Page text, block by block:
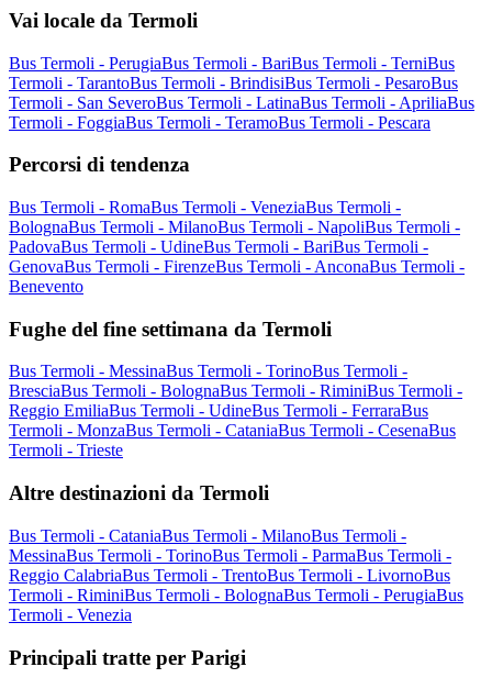
Vai locale da Termoli
Bus Termoli - PerugiaBus Termoli - BariBus Termoli - TerniBus
Termoli - TarantoBus Termoli - BrindisiBus Termoli - PesaroBus
Termoli - San SeveroBus Termoli - LatinaBus Termoli - ApriliaBus
Termoli - FoggiaBus Termoli - TeramoBus Termoli - Pescara
Percorsi di tendenza
Bus Termoli - RomaBus Termoli - VeneziaBus Termoli -
BolognaBus Termoli - MilanoBus Termoli - NapoliBus Termoli -
PadovaBus Termoli - UdineBus Termoli - BariBus Termoli -
GenovaBus Termoli - FirenzeBus Termoli - AnconaBus Termoli -
Benevento
Fughe del fine settimana da Termoli
Bus Termoli - MessinaBus Termoli - TorinoBus Termoli -
BresciaBus Termoli - BolognaBus Termoli - RiminiBus Termoli -
Reggio EmiliaBus Termoli - UdineBus Termoli - FerraraBus
Termoli - MonzaBus Termoli - CataniaBus Termoli - CesenaBus
Termoli - Trieste
Altre destinazioni da Termoli
Bus Termoli - CataniaBus Termoli - MilanoBus Termoli -
MessinaBus Termoli - TorinoBus Termoli - ParmaBus Termoli -
Reggio CalabriaBus Termoli - TrentoBus Termoli - LivornoBus
Termoli - RiminiBus Termoli - BolognaBus Termoli - PerugiaBus
Termoli - Venezia
Principali tratte per Parigi